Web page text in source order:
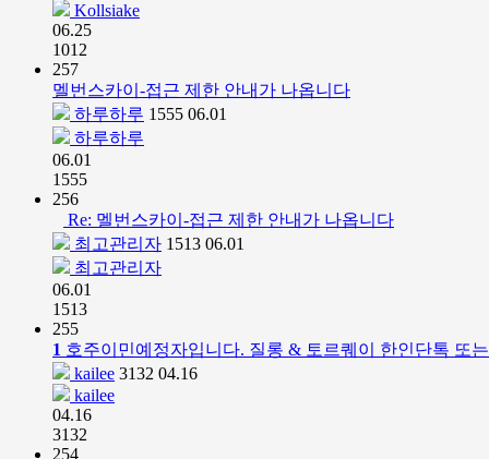
Kollsiake
06.25
1012
257
멜번스카이-접근 제한 안내가 나옵니다
하루하루 1555 06.01
하루하루
06.01
1555
256
Re: 멜번스카이-접근 제한 안내가 나옵니다
최고관리자 1513 06.01
최고관리자
06.01
1513
255
1 호주이민예정자입니다. 질롱 & 토르퀘이 한인단톡 또
kailee 3132 04.16
kailee
04.16
3132
254